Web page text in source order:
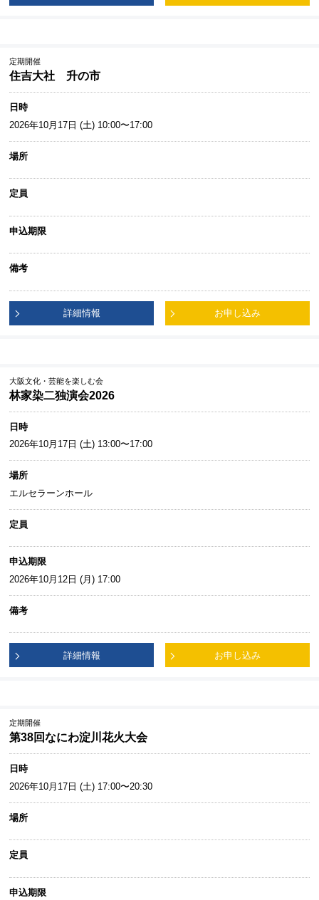
定期開催
住吉大社 升の市
日時
2026年10月17日 (土) 10:00〜17:00
場所
定員
申込期限
備考
詳細情報 お申し込み
大阪文化・芸能を楽しむ会
林家染二独演会2026
日時
2026年10月17日 (土) 13:00〜17:00
場所
エルセラーンホール
定員
申込期限
2026年10月12日 (月) 17:00
備考
詳細情報 お申し込み
定期開催
第38回なにわ淀川花火大会
日時
2026年10月17日 (土) 17:00〜20:30
場所
定員
申込期限